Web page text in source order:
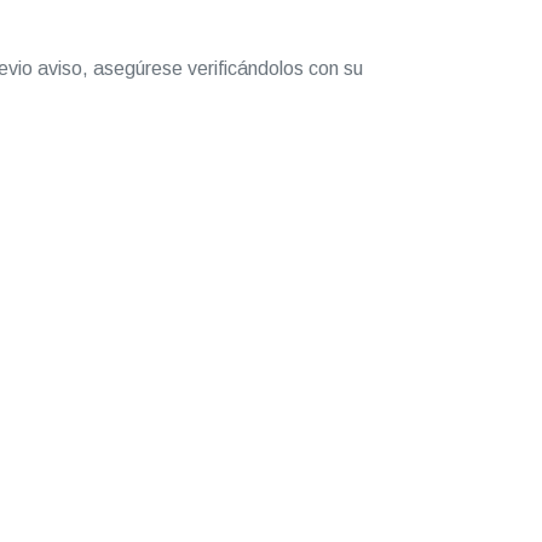
aviso, asegúrese verificándolos con su